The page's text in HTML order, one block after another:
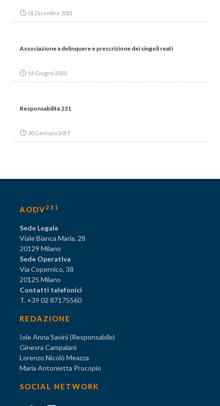
01 Dicembre 2021
Associazione a delinquere e prescrizione dei singoli reati
16 Giugno 2020
Responsabilità 231
30 Gennaio 2015
AODV 231
Sede Legale
Viale Bianca Maria, 28
20129 Milano
Sede Operativa
Via Copernico, 38
20125 Milano
Contatti telefonici
T. +39 02 87175560
REDAZIONE
Iole Anna Savini (Responsabile)
Ginevra Campalani
Lorenzo Nicolò Meazza
Maria Antonietta Procopio
SOCIAL NETWORK